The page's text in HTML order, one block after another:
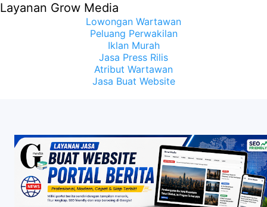
Layanan Grow Media
Lowongan Wartawan
Peluang Perwakilan
Iklan Murah
Jasa Press Rilis
Atribut Wartawan
Jasa Buat Website